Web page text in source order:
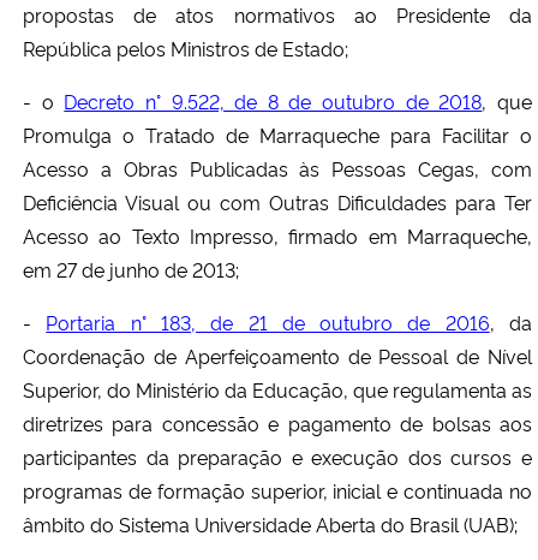
propostas de atos normativos ao Presidente da
República pelos Ministros de Estado;
- o Decreto n° 9.522, de 8 de outubro de 2018, que
Promulga o Tratado de Marraqueche para Facilitar o
Acesso a Obras Publicadas às Pessoas Cegas, com
Deficiência Visual ou com Outras Dificuldades para Ter
Acesso ao Texto Impresso, firmado em Marraqueche,
em 27 de junho de 2013;
- Portaria n° 183, de 21 de outubro de 2016, da
Coordenação de Aperfeiçoamento de Pessoal de Nível
Superior, do Ministério da Educação, que regulamenta as
diretrizes para concessão e pagamento de bolsas aos
participantes da preparação e execução dos cursos e
programas de formação superior, inicial e continuada no
âmbito do Sistema Universidade Aberta do Brasil (UAB);